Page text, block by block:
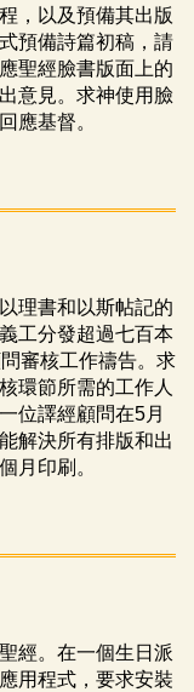
，以及預備其出版
預備詩篇初稿，請
聖經臉書版面上的
意見。求神使用臉
應基督。
理書和以斯帖記的
工分發超過七百本
審核工作禱告。求
環節所需的工作人
位譯經顧問在5月
解決所有排版和出
月印刷。
經。在一個生日派
用程式，要求安裝